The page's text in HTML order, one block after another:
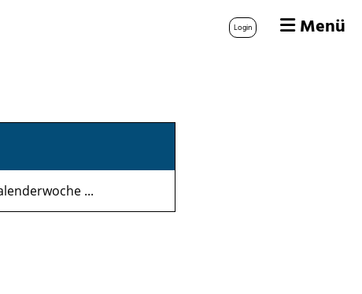
Login Menü
...